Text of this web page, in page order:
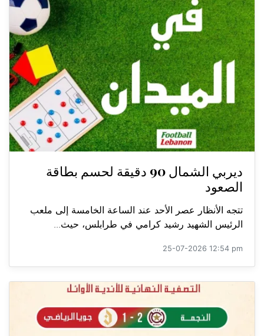
ديربي الشمال 90 دقيقة لحسم بطاقة
الصعود
تتجه الأنظار عصر الأحد عند الساعة الخامسة إلى ملعب
الرئيس الشهيد رشيد كرامي في طرابلس، حيث...
25-07-2026 12:54 pm